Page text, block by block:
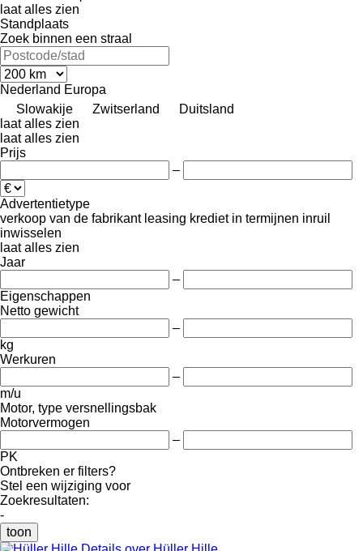
laat alles zien
Standplaats
Zoek binnen een straal
Nederland Europa
Slowakije
Zwitserland
Duitsland
laat alles zien
laat alles zien
Prijs
–
Advertentietype
verkoop van de fabrikant leasing krediet in termijnen inruil
inwisselen
laat alles zien
Jaar
–
Eigenschappen
Netto gewicht
–
kg
Werkuren
–
m/u
Motor, type versnellingsbak
Motorvermogen
–
PK
Ontbreken er filters?
Stel een wijziging voor
Zoekresultaten:
-
toon